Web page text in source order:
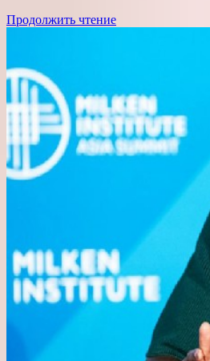
Продолжить чтение